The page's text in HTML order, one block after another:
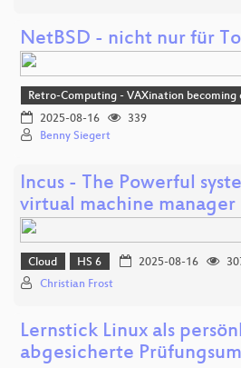
NetBSD - nicht nur für
Retro-Computing - VAXination becoming
2025-08-16
339
Benny Siegert
Incus - The Powerful
virtual machine manager
Cloud HS 6 2025-08-16
Christian Frost
Lernstick Linux als
abgesicherte